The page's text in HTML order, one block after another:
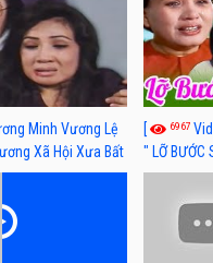
Minh Vương Lệ
Xã Hội Xưa Bất
[ 6967
" LỠ BƯỚC
Thuỷ,